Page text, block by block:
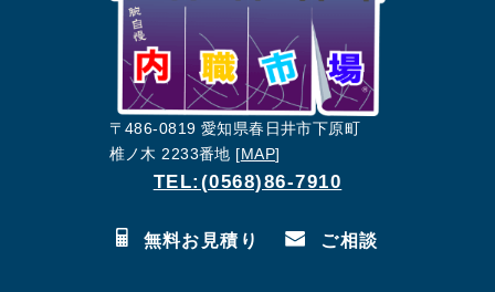
〒486-0819 愛知県春日井市下原町
椎ノ木 2233番地 [MAP]
TEL:(0568)86-7910
無料お見積り ご相談